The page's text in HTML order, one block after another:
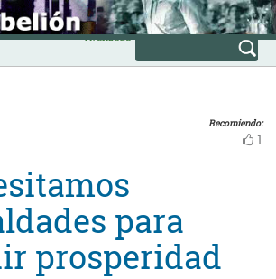
Avanzada
Recomiendo:
1
para
prosperidad